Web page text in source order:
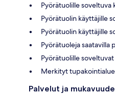
Pyörätuolille soveltuva
Pyörätuolin käyttäjille
Pyörätuolin käyttäjille
Pyörätuoleja saatavilla
Pyörätuolille
Merkityt
Palvelut ja